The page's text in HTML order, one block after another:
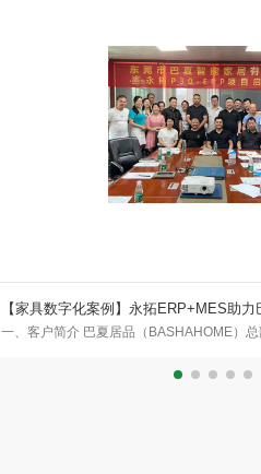
【家具数字化案例】永拓ERP+MES助
新阶段
一、客户简介 巴夏居品（BASHAHOME）